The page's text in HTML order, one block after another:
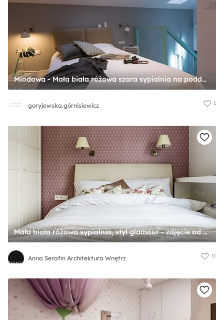
Miodowa - Mała biała różowa szara sypialnia na poddaszu, styl skandynawski - zdjęcie od goryjewska.górnisiewicz
goryjewska.górnisiewicz 1
Mała biała różowa sypialnia, styl glamour - zdjęcie od Anna Serafin Architektura Wnętrz
Anna Serafin Architektura Wnętrz 11